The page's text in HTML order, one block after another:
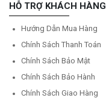
HỖ TRỢ KHÁCH HÀNG
Hướng Dẫn Mua Hàng
Chính Sách Thanh Toán
Chính Sách Bảo Mật
Chính Sách Bảo Hành
Chính Sách Giao Hàng